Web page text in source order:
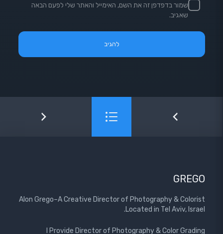
שמור בדפדפן זה את השם, האימייל והאתר שלי לפעם הבאה
שאגיב.
GREGO
Alon Grego–A Creative Director of Photography & Colorist
Located in Tel Aviv, Israel.
I Provide Director of Photography & Color Grading